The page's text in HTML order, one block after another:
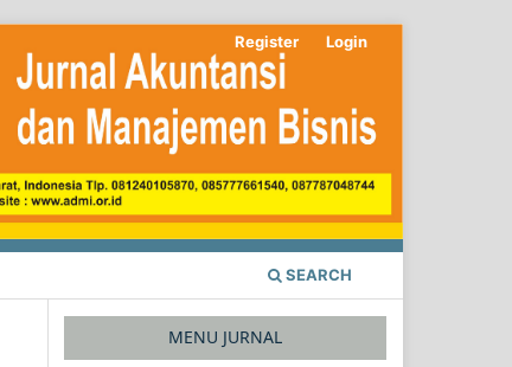
SEARCH
Register Login
MENU JURNAL